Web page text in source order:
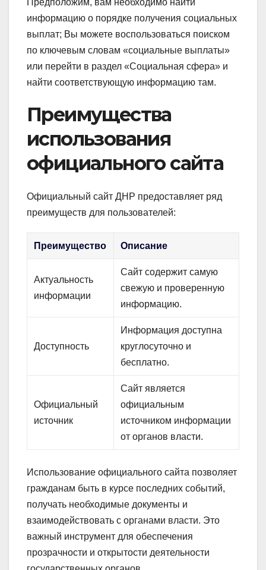
информацию о порядке получения социальных
выплат; Вы можете воспользоваться поиском
по ключевым словам «социальные выплаты»
или перейти в раздел «Социальная сфера» и
найти соответствующую информацию там.
Преимущества
использования
официального сайта
Официальный сайт ДНР предоставляет ряд
преимуществ для пользователей:
Преимущество Описание
Актуальность
информации
Сайт содержит самую
свежую и проверенную
информацию.
Доступность
Информация доступна
круглосуточно и
бесплатно.
Официальный
источник
Сайт является
официальным
источником информации
от органов власти.
Использование официального сайта позволяет
гражданам быть в курсе последних событий,
получать необходимые документы и
взаимодействовать с органами власти. Это
важный инструмент для обеспечения
прозрачности и открытости деятельности